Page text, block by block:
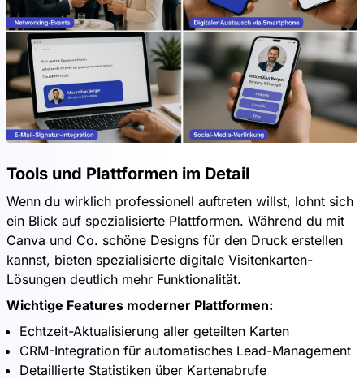
Tools und Plattformen im Detail
Wenn du wirklich professionell auftreten willst, lohnt sich
ein Blick auf spezialisierte Plattformen. Während du mit
Canva und Co. schöne Designs für den Druck erstellen
kannst, bieten spezialisierte digitale Visitenkarten-
Lösungen deutlich mehr Funktionalität.
Wichtige Features moderner Plattformen:
Echtzeit-Aktualisierung aller geteilten Karten
CRM-Integration für automatisches Lead-Management
Detaillierte Statistiken über Kartenabrufe